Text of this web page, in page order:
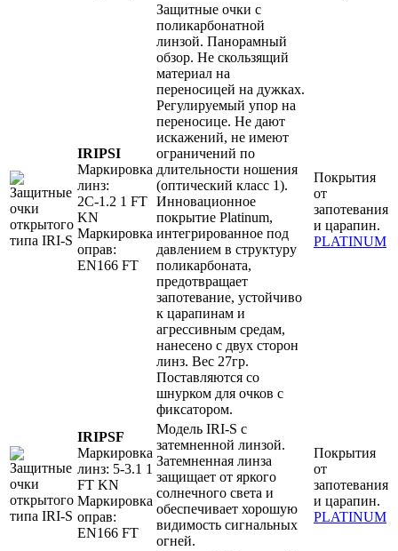
IRIPSI
Маркировка
линз:
2С-1.2 1 FT
KN
Маркировка
оправ:
EN166 FT
Защитные очки с
поликарбонатной
линзой. Панорамный
обзор. Не скользящий
материал на
переносицей на дужках.
Регулируемый упор на
переносице. Не дают
искажений, не имеют
ограничений по
длительности ношения
(оптический класс 1).
Инновационное
покрытие Platinum,
интегрированное под
давлением в структуру
поликарбоната,
предотвращает
запотевание, устойчиво
к царапинам и
агрессивным средам,
нанесено с двух сторон
линз. Вес 27гр.
Поставляются со
шнурком для очков с
фиксатором.
Покрытия
от
запотевания
и царапин.
PLATINUM
IRIPSF
Маркировка
линз: 5-3.1 1
FT KN
Маркировка
оправ:
EN166 FT
Модель IRI-S с
затемненной линзой.
Затемненная линза
защищает от яркого
солнечного света и
обеспечивает хорошую
видимость сигнальных
огней.
Покрытия
от
запотевания
и царапин.
PLATINUM